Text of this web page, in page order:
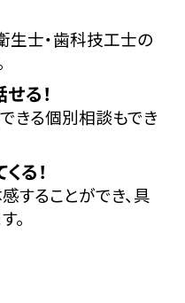
生士・歯科技工士の
る！
きる個別相談もでき
る！
することができ、具
。